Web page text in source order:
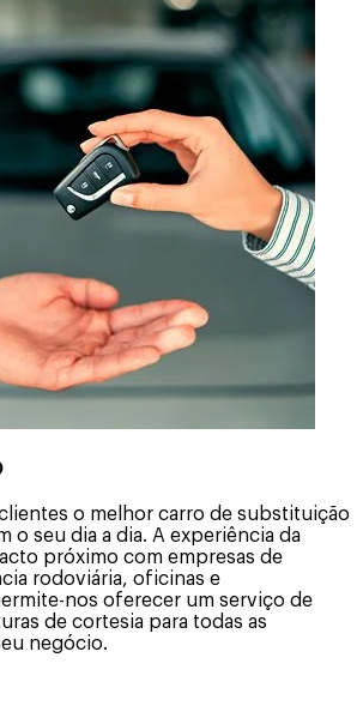
o melhor carro de substituição
o seu dia a dia. A experiência da
próximo com empresas de
rodoviária, oficinas e
nos oferecer um serviço de
de cortesia para todas as
negócio.